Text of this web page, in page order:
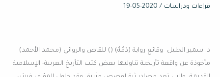
قراءات ودراسات /
2020-05-19
د. سمير الخليل ​ وقائع رواية (دَمُهُ) () للقاص والروائي (محمد الأحمد)
مأخوذة عن واقعة تأريخية تناولتها بعض كتب التأريخ العربية- الإسلامية
التأريخية